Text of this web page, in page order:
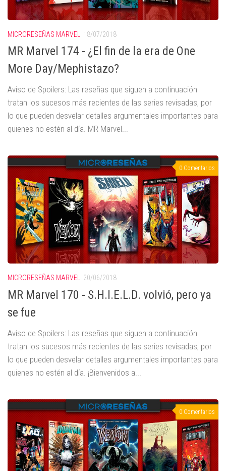
MICRORESEÑAS MARVEL 18/07/2018
MR Marvel 174 - ¿El fin de la era de One
More Day/Mephistazo?
Aviso de Spoilers: Las reseñas que siguen a continuación
tratan los sucesos más recientes de las series revisadas, por
lo que pueden desvelar detalles argumentales importantes para
quienes no estén al día. MR Marvel...
0 Comentarios
MICRORESEÑAS MARVEL 20/06/2018
MR Marvel 170 - S.H.I.E.L.D. volvió, pero ya
se fue
Aviso de Spoilers: Las reseñas que siguen a continuación
tratan los sucesos más recientes de las series revisadas, por
lo que pueden desvelar detalles argumentales importantes para
quienes no estén al día. ¡Bienvenidos a...
0 Comentarios